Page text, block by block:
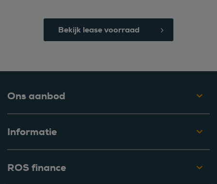
Bekijk lease voorraad
Ons aanbod
Informatie
ROS finance